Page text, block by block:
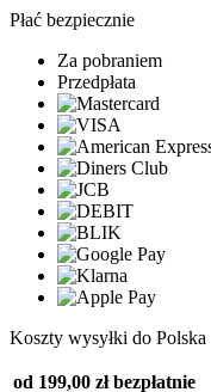
Płać bezpiecznie
Za pobraniem
Przedpłata
Koszty wysyłki do Polska
od 199,00 zł bezpłatnie